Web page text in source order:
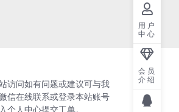
访问如有问题或建议可与我
信在线联系或登录本站账号
个人中心提交工单。
用户
中心
会员
介绍